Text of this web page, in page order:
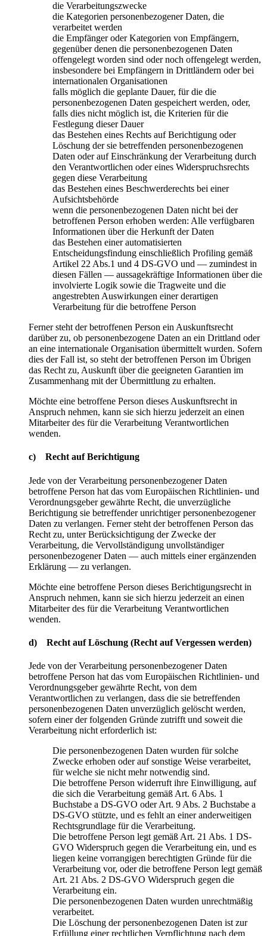
die Verarbeitungszwecke
die Kategorien personenbezogener Daten, die
verarbeitet werden
die Empfänger oder Kategorien von Empfängern,
gegenüber denen die personenbezogenen Daten
offengelegt worden sind oder noch offengelegt werden,
insbesondere bei Empfängern in Drittländern oder bei
internationalen Organisationen
falls möglich die geplante Dauer, für die die
personenbezogenen Daten gespeichert werden, oder,
falls dies nicht möglich ist, die Kriterien für die
Festlegung dieser Dauer
das Bestehen eines Rechts auf Berichtigung oder
Löschung der sie betreffenden personenbezogenen
Daten oder auf Einschränkung der Verarbeitung durch
den Verantwortlichen oder eines Widerspruchsrechts
gegen diese Verarbeitung
das Bestehen eines Beschwerderechts bei einer
Aufsichtsbehörde
wenn die personenbezogenen Daten nicht bei der
betroffenen Person erhoben werden: Alle verfügbaren
Informationen über die Herkunft der Daten
das Bestehen einer automatisierten
Entscheidungsfindung einschließlich Profiling gemäß
Artikel 22 Abs.1 und 4 DS-GVO und — zumindest in
diesen Fällen — aussagekräftige Informationen über die
involvierte Logik sowie die Tragweite und die
angestrebten Auswirkungen einer derartigen
Verarbeitung für die betroffene Person
Ferner steht der betroffenen Person ein Auskunftsrecht
darüber zu, ob personenbezogene Daten an ein Drittland oder
an eine internationale Organisation übermittelt wurden. Sofern
dies der Fall ist, so steht der betroffenen Person im Übrigen
das Recht zu, Auskunft über die geeigneten Garantien im
Zusammenhang mit der Übermittlung zu erhalten.
Möchte eine betroffene Person dieses Auskunftsrecht in
Anspruch nehmen, kann sie sich hierzu jederzeit an einen
Mitarbeiter des für die Verarbeitung Verantwortlichen
wenden.
c) Recht auf Berichtigung
Jede von der Verarbeitung personenbezogener Daten
betroffene Person hat das vom Europäischen Richtlinien- und
Verordnungsgeber gewährte Recht, die unverzügliche
Berichtigung sie betreffender unrichtiger personenbezogener
Daten zu verlangen. Ferner steht der betroffenen Person das
Recht zu, unter Berücksichtigung der Zwecke der
Verarbeitung, die Vervollständigung unvollständiger
personenbezogener Daten — auch mittels einer ergänzenden
Erklärung — zu verlangen.
Möchte eine betroffene Person dieses Berichtigungsrecht in
Anspruch nehmen, kann sie sich hierzu jederzeit an einen
Mitarbeiter des für die Verarbeitung Verantwortlichen
wenden.
d) Recht auf Löschung (Recht auf Vergessen werden)
Jede von der Verarbeitung personenbezogener Daten
betroffene Person hat das vom Europäischen Richtlinien- und
Verordnungsgeber gewährte Recht, von dem
Verantwortlichen zu verlangen, dass die sie betreffenden
personenbezogenen Daten unverzüglich gelöscht werden,
sofern einer der folgenden Gründe zutrifft und soweit die
Verarbeitung nicht erforderlich ist:
Die personenbezogenen Daten wurden für solche
Zwecke erhoben oder auf sonstige Weise verarbeitet,
für welche sie nicht mehr notwendig sind.
Die betroffene Person widerruft ihre Einwilligung, auf
die sich die Verarbeitung gemäß Art. 6 Abs. 1
Buchstabe a DS-GVO oder Art. 9 Abs. 2 Buchstabe a
DS-GVO stützte, und es fehlt an einer anderweitigen
Rechtsgrundlage für die Verarbeitung.
Die betroffene Person legt gemäß Art. 21 Abs. 1 DS-
GVO Widerspruch gegen die Verarbeitung ein, und es
liegen keine vorrangigen berechtigten Gründe für die
Verarbeitung vor, oder die betroffene Person legt gemäß
Art. 21 Abs. 2 DS-GVO Widerspruch gegen die
Verarbeitung ein.
Die personenbezogenen Daten wurden unrechtmäßig
verarbeitet.
Die Löschung der personenbezogenen Daten ist zur
Erfüllung einer rechtlichen Verpflichtung nach dem